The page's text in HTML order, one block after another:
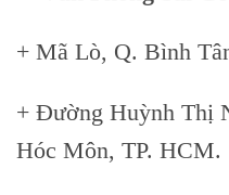
+ Mã Lò, Q. Bình
+ Đường Huỳnh Thị
Hóc Môn, TP. HCM.